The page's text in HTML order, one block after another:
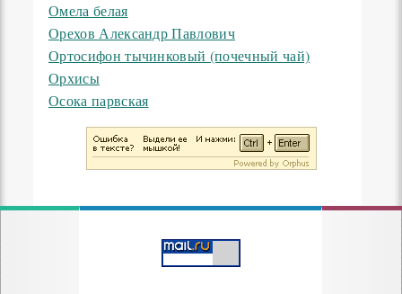
Омела белая
Орехов Александр Павлович
Ортосифон тычинковый (почечный чай)
Орхисы
Осока парвская